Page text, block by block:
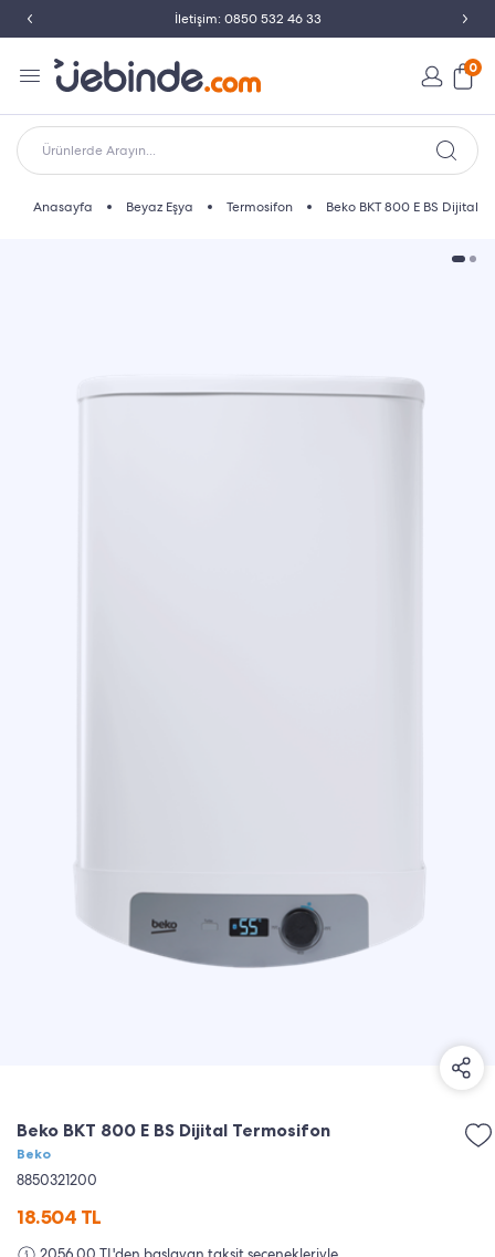
İletişim: 0850 532 46 33
0
Ürünlerde Arayın...
Anasayfa Beyaz Eşya Termosifon Beko BKT 800 E BS Dijital
Beko BKT 800 E BS Dijital Termosifon
Beko
8850321200
18.504 TL